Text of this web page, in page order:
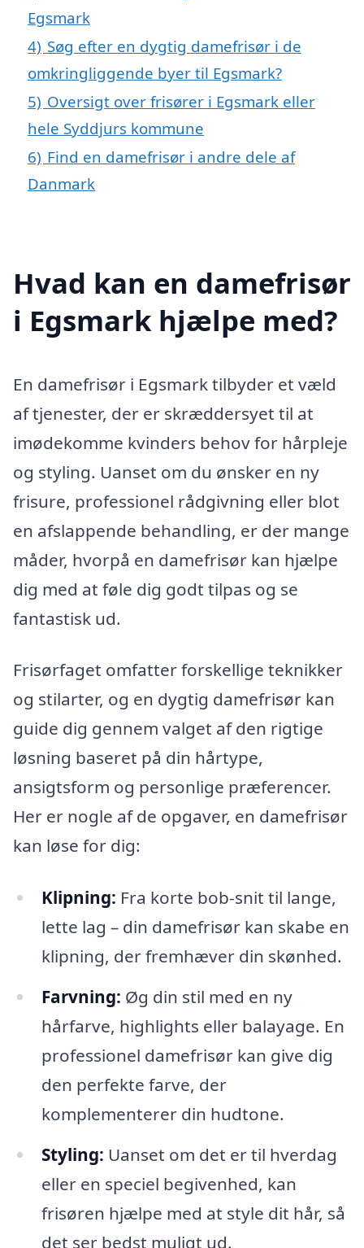
Egsmark
4) Søg efter en dygtig damefrisør i de
omkringliggende byer til Egsmark?
5) Oversigt over frisører i Egsmark eller
hele Syddjurs kommune
6) Find en damefrisør i andre dele af
Danmark
Hvad kan en damefrisør
i Egsmark hjælpe med?
En damefrisør i Egsmark tilbyder et væld
af tjenester, der er skræddersyet til at
imødekomme kvinders behov for hårpleje
og styling. Uanset om du ønsker en ny
frisure, professionel rådgivning eller blot
en afslappende behandling, er der mange
måder, hvorpå en damefrisør kan hjælpe
dig med at føle dig godt tilpas og se
fantastisk ud.
Frisørfaget omfatter forskellige teknikker
og stilarter, og en dygtig damefrisør kan
guide dig gennem valget af den rigtige
løsning baseret på din hårtype,
ansigtsform og personlige præferencer.
Her er nogle af de opgaver, en damefrisør
kan løse for dig:
Klipning: Fra korte bob-snit til lange,
lette lag – din damefrisør kan skabe en
klipning, der fremhæver din skønhed.
Farvning: Øg din stil med en ny
hårfarve, highlights eller balayage. En
professionel damefrisør kan give dig
den perfekte farve, der
komplementerer din hudtone.
Styling: Uanset om det er til hverdag
eller en speciel begivenhed, kan
frisøren hjælpe med at style dit hår, så
det ser bedst muligt ud.